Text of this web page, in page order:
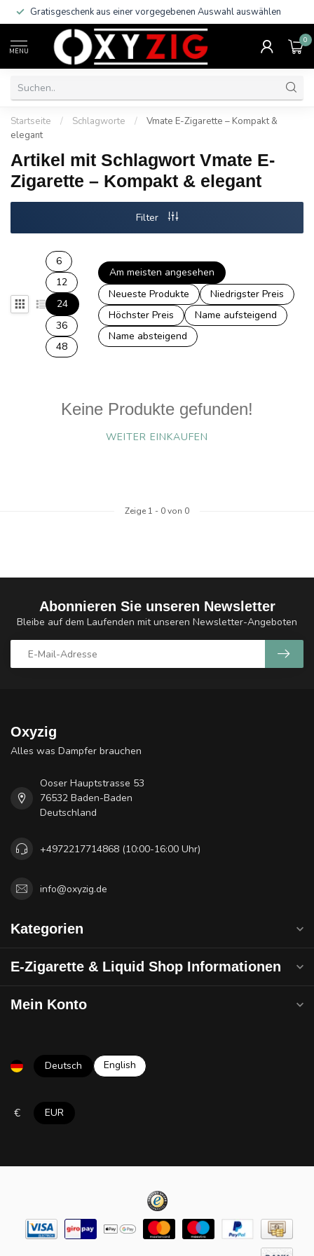
Gratisgeschenk aus einer vorgegebenen Auswahl auswählen
MENU
0
Startseite / Schlagworte /
Vmate E-Zigarette – Kompakt &
elegant
Artikel mit Schlagwort Vmate E-
Zigarette – Kompakt & elegant
Filter
6
12
24
36
48
Am meisten angesehen
Neueste Produkte
Niedrigster Preis
Höchster Preis
Name aufsteigend
Name absteigend
Keine Produkte gefunden!
WEITER EINKAUFEN
Zeige 1 - 0von 0
Abonnieren Sie unseren Newsletter
Bleibe auf dem Laufenden mit unseren Newsletter-Angeboten
Oxyzig
Alles was Dampfer brauchen
Ooser Hauptstrasse 53
76532 Baden-Baden
Deutschland
+4972217714868 (10:00-16:00 Uhr)
info@oxyzig.de
Kategorien
E-Zigarette & Liquid Shop Informationen
Mein Konto
Deutsch English
€ EUR